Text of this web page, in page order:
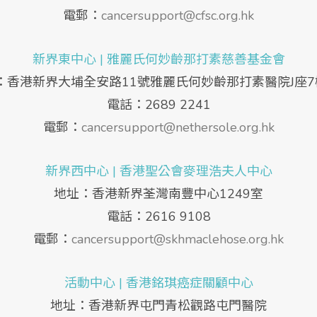
電郵： cancersupport@cfsc.org.hk
新界東中心 | 雅麗氏何妙齡那打素慈善基金會
香港新界大埔全安路11號雅麗氏何妙齡那打素醫院J座
電話：2689 2241
電郵： cancersupport@nethersole.org.hk
新界西中心 | 香港聖公會麥理浩夫人中心
地址：香港新界荃灣南豐中心1249室
電話：2616 9108
電郵： cancersupport@skhmaclehose.org.hk
活動中心 | 香港銘琪癌症關顧中心
地址：香港新界屯門青松觀路屯門醫院